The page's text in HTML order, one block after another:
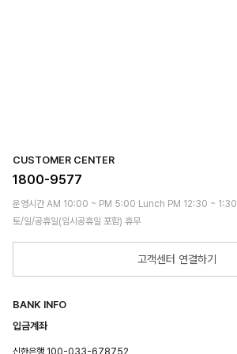
CUSTOMER CENTER
1800-9577
운영시간 AM 10:00 ~ PM 5:00 Lunch PM 12:30 ~ 1:30
토/일/공휴일(임시공휴일 포함) 휴무
고객센터 연결하기
BANK INFO
입금계좌